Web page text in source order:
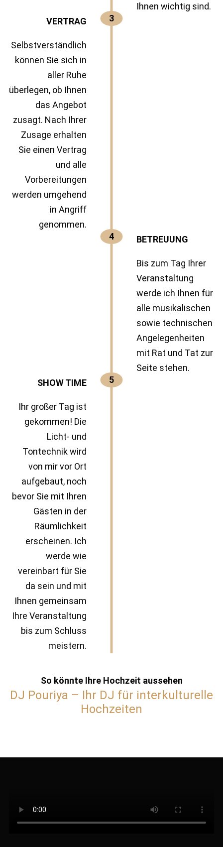
Ihnen wichtig sind.
3
VERTRAG
Selbstverständlich
können Sie sich in
aller Ruhe
überlegen, ob Ihnen
das Angebot
zusagt. Nach Ihrer
Zusage erhalten
Sie einen Vertrag
und alle
Vorbereitungen
werden umgehend
in Angriff
genommen.
4
BETREUUNG
Bis zum Tag Ihrer
Veranstaltung
werde ich Ihnen für
alle musikalischen
sowie technischen
Angelegenheiten
mit Rat und Tat zur
Seite stehen.
5
SHOW TIME
​Ihr großer Tag ist
gekommen! Die
Licht- und
Tontechnik wird
von mir vor Ort
aufgebaut, noch
bevor Sie mit Ihren
Gästen in der
Räumlichkeit
erscheinen. Ich
werde wie
vereinbart für Sie
da sein und mit
Ihnen gemeinsam
Ihre Veranstaltung
bis zum Schluss
meistern.
So könnte Ihre Hochzeit aussehen
DJ Pouriya – Ihr DJ für interkulturelle
Hochzeiten